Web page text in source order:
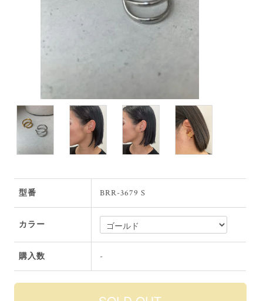
型番 BRR-3679 S
カラー
購入数 -